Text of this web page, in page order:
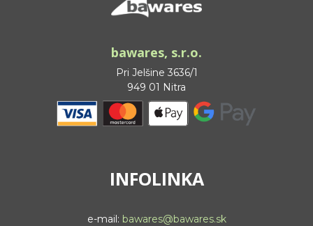
bawares, s.r.o.
Pri Jelšine 3636/1
949 01 Nitra
INFOLINKA
e-mail: bawares@bawares.sk